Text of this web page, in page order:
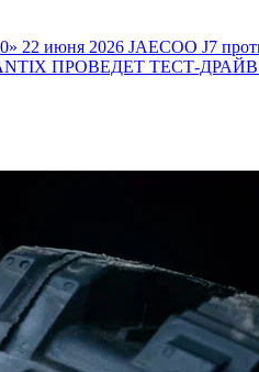
22 июня 2026 JAECOO J7
ПРОВЕДЕТ ТЕСТ-